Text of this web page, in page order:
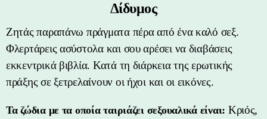
Δίδυμος
Ζητάς παραπάνω πράγματα πέρα από ένα καλό σεξ.
Φλερτάρεις ασύστολα και σου αρέσει να διαβάσεις
εκκεντρικά βιβλία. Κατά τη διάρκεια της ερωτικής
πράξης σε ξετρελαίνουν οι ήχοι και οι εικόνες.
Τα ζώδια με τα οποία ταιριάζει σεξουαλικά είναι: Κριός,